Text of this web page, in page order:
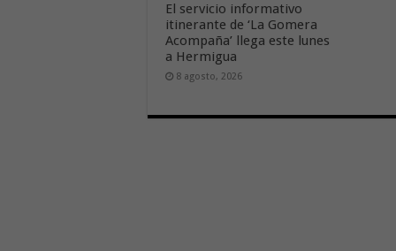
El servicio informativo
itinerante de ‘La Gomera
Acompaña’ llega este lunes
a Hermigua
8 agosto, 2026